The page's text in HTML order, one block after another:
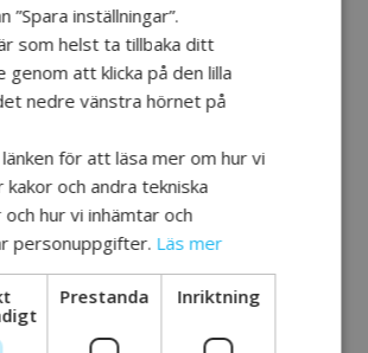
som fått mest respons
nären av killarna var i en
att prova ett par nya
i omklädningsrummet, när
vänsterhanden lyckats
upptäckte han att
knappar och kunde inte
Hur gör man då, ber
hjälp?
erfarenheter kan
”Spara inställningar”.
som helst ta tillbaka ditt
genom att klicka på den lilla
nedre vänstra hörnet på
länken för att läsa mer om hur vi
kakor och andra tekniska
och hur vi inhämtar och
personuppgifter. Läs mer
Prestanda Inriktning